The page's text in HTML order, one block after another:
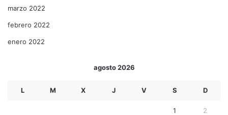
marzo 2022
febrero 2022
enero 2022
agosto 2026
L M X J V S D
1 2